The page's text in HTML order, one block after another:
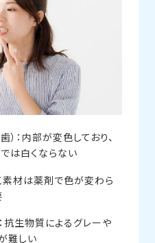
：内部が変色しており、
は白くならない
材は薬剤で色が変わら
抗生物質によるグレーや
難しい